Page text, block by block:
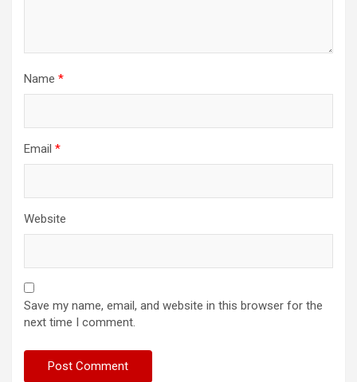
Name *
Email *
Website
Save my name, email, and website in this browser for the
next time I comment.